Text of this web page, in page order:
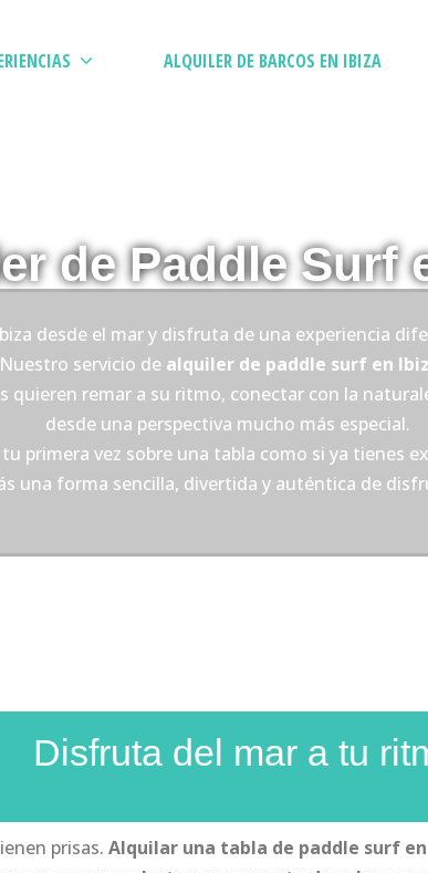
ALQUILER DE BARCOS EN IBIZA
de Paddle Surf
desde el mar y disfruta de una experiencia
servicio de alquiler de paddle surf en
quieren remar a su ritmo, conectar con la
desde una perspectiva mucho más especial.
primera vez sobre una tabla como si ya tienes
una forma sencilla, divertida y auténtica de
Disfruta del mar a tu
prisas. Alquilar una tabla de paddle surf